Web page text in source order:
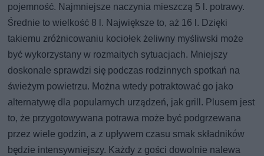
pojemność. Najmniejsze naczynia mieszczą 5 l. potrawy.
Średnie to wielkość 8 l. Największe to, aż 16 l. Dzięki
takiemu zróżnicowaniu kociołek żeliwny myśliwski może
być wykorzystany w rozmaitych sytuacjach. Mniejszy
doskonale sprawdzi się podczas rodzinnych spotkań na
świeżym powietrzu. Można wtedy potraktować go jako
alternatywę dla popularnych urządzeń, jak grill. Plusem jest
to, że przygotowywana potrawa może być podgrzewana
przez wiele godzin, a z upływem czasu smak składników
będzie intensywniejszy. Każdy z gości dowolnie nalewa